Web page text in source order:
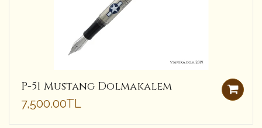
P-51 Mustang Dolmakalem
7,500.00TL